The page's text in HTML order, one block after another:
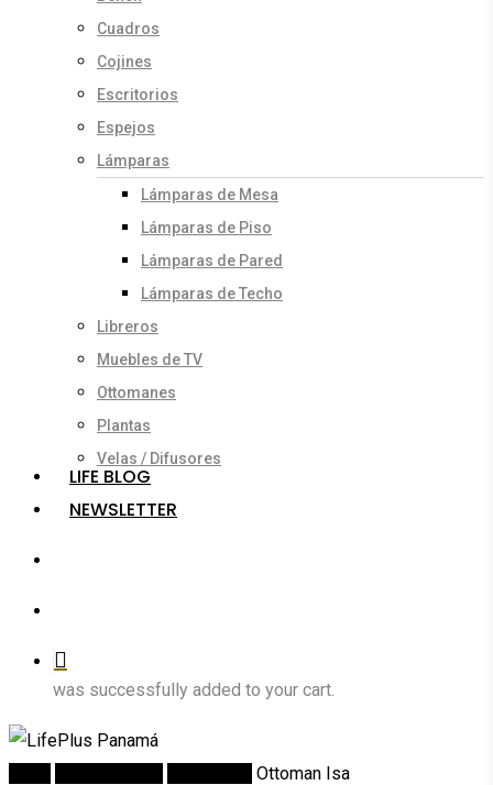
Cuadros
Cojines
Escritorios
Espejos
Lámparas
Lámparas de Mesa
Lámparas de Piso
Lámparas de Pared
Lámparas de Techo
Libreros
Muebles de TV
Ottomanes
Plantas
Velas / Difusores
LIFE BLOG
NEWSLETTER
was successfully added to your cart.
Ottoman Isa